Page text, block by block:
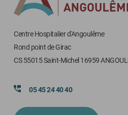
Centre Hospitalier d'Angoulême
Rond point de Girac
CS 55015 Saint-Michel 16959
05 45 24 40 40